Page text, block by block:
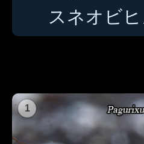
スネオビ
1